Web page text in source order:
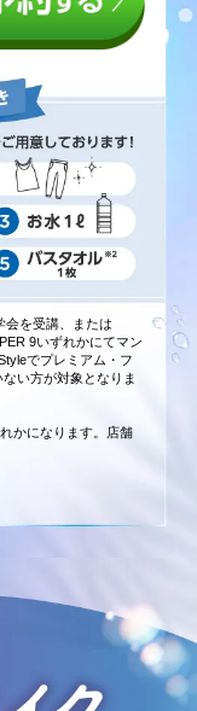
会を受講、または
9いずれかにてマン
でプレミアム・フ
い方が対象となりま
かになります。店舗